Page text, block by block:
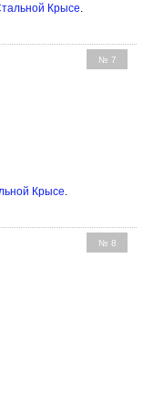
Крысе.
№ 7
Крысе.
№ 8